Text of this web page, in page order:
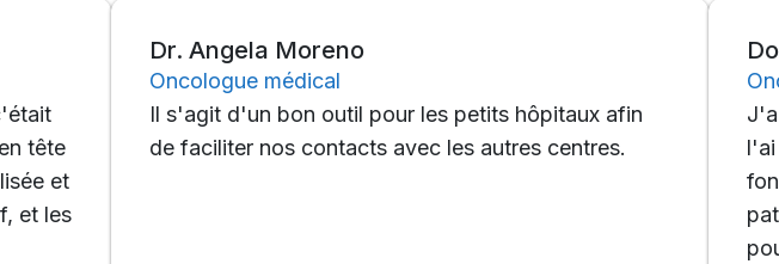
Dr. Angela Moreno
Oncologue médical
Il s'agit d'un bon outil pour les petits hôpitaux afin
de faciliter nos contacts avec les autres centres.
Dott.
J'ai
l'ai
patients
pour leur